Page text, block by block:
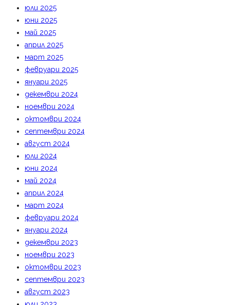
юли 2025
юни 2025
май 2025
април 2025
март 2025
февруари 2025
януари 2025
декември 2024
ноември 2024
октомври 2024
септември 2024
август 2024
юли 2024
юни 2024
май 2024
април 2024
март 2024
февруари 2024
януари 2024
декември 2023
ноември 2023
октомври 2023
септември 2023
август 2023